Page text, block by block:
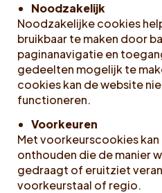
Noodzakelijk
Noodzakelijke cookies
bruikbaar te maken door
paginanavigatie en
gedeelten mogelijk te
cookies kan de website
functioneren.
Voorkeuren
Met voorkeurscookies
onthouden die de manier
gedraagt of eruitziet
voorkeurstaal of regio.